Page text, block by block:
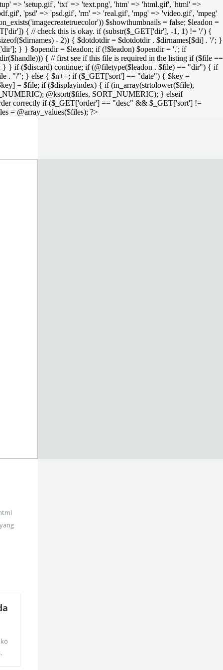
=> 'setup.gif', 'txt' => 'text.png', 'htm' => 'html.gif', 'html' =>
'psd' => 'psd.gif', 'rm' => 'real.gif', 'mpg' => 'video.gif', 'mpeg'
$showthumbnails = false; $leadon =
{ // check this is okay. if (substr($_GET['dir'], -1, 1) != '/') {
- 2)) { $dotdotdir = $dotdotdir . $dirnames[$di] . '/'; }
} } $opendir = $leadon; if (!$leadon) $opendir = '.'; if
{ // first see if this file is required in the listing if ($file ==
} } if ($discard) continue; if (@filetype($leadon . $file) == "dir") { if
. "/"; } else { $n++; if ($_GET['sort'] == "date") { $key =
= $file; if ($displayindex) { if (in_array(strtolower($file),
@ksort($files, SORT_NUMERIC); } elseif
correctly if ($_GET['order'] == "desc" && $_GET['sort'] !=
= @array_values($files); ?>
.